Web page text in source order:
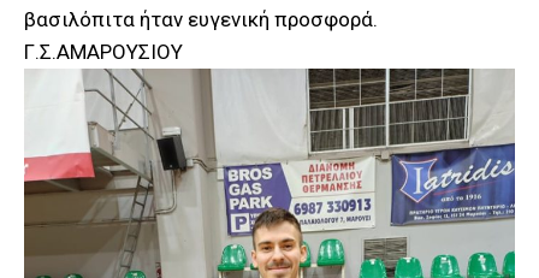
βασιλόπιτα ήταν ευγενική προσφορά.
Γ.Σ.ΑΜΑΡΟΥΣΙΟΥ